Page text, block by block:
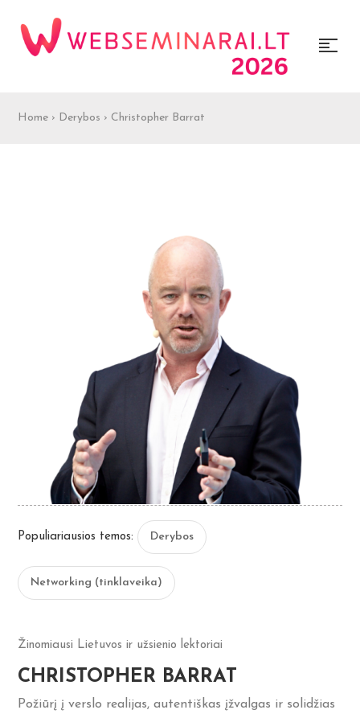
Home › Derybos › Christopher Barrat
Populiariausios temos: Derybos
Networking (tinklaveika)
Žinomiausi Lietuvos ir užsienio lektoriai
CHRISTOPHER BARRAT
Požiūrį į verslo realijas, autentiškas įžvalgas ir solidžias